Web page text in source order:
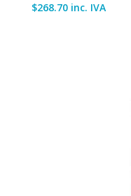
$268.70 inc. IVA